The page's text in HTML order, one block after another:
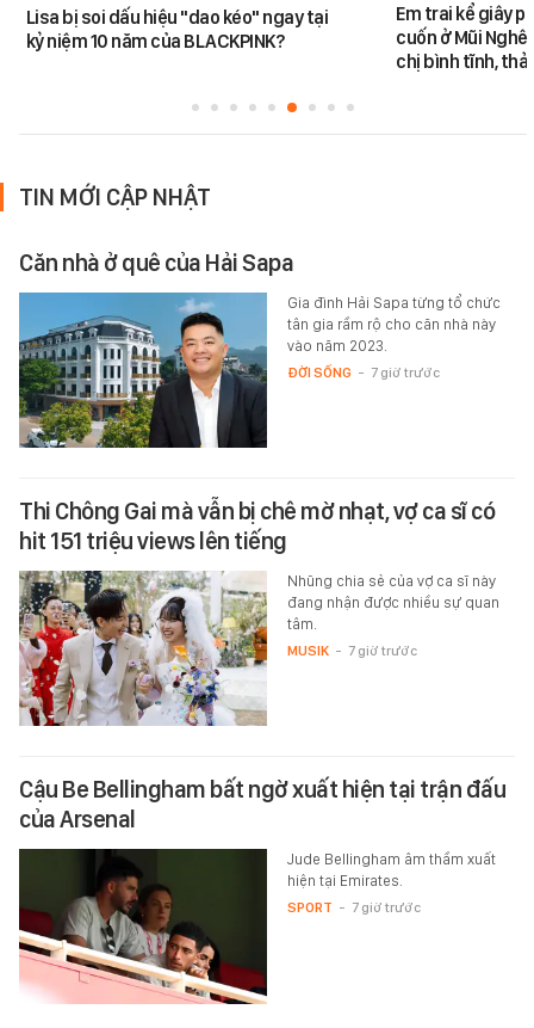
Lisa bị soi dấu hiệu "dao kéo" ngay tại
kỷ niệm 10 năm của BLACKPINK?
Em trai kể giây
cuốn ở Mũi
chị bình tĩnh,
TIN MỚI CẬP NHẬT
Căn nhà ở quê của Hải Sapa
Gia đình Hải Sapa từng tổ chức
tân gia rầm rộ cho căn nhà này
vào năm 2023.
ĐỜI SỐNG - 7 giờ trước
Thi Chông Gai mà vẫn bị chê mờ nhạt, vợ ca sĩ có
hit 151 triệu views lên tiếng
Nhũng chia sẻ của vợ ca sĩ này
đang nhận được nhiều sự quan
tâm.
MUSIK - 7 giờ trước
Cậu Be Bellingham bất ngờ xuất hiện tại trận đấu
của Arsenal
Jude Bellingham âm thầm xuất
hiện tại Emirates.
SPORT - 7 giờ trước